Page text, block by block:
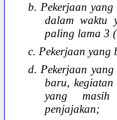
b. Pekerjaan yang
dalam waktu
paling lama 3
c. Pekerjaan yang
d. Pekerjaan
baru,
yang
penjajakan;